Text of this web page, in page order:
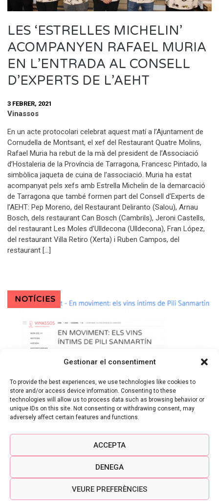
Gestionar el consentiment
To provide the best experiences, we use technologies like cookies to
store and/or access device information. Consenting to these
technologies will allow us to process data such as browsing behavior or
unique IDs on this site. Not consenting or withdrawing consent, may
adversely affect certain features and functions.
ACCEPTA
DENEGA
VEURE PREFERÈNCIES
LES ‘ESTRELLES MICHELIN’
ACOMPANYEN RAFAEL MURIA
EN L’ENTRADA AL CONSELL
D’EXPERTS DE L’AEHT
3 FEBRER, 2021
Vinassos
En un acte protocolari celebrat aquest matí a l’Ajuntament de
Cornudella de Montsant, el xef del Restaurant Quatre Molins,
Rafael Muria ha rebut de la mà del president de l’Associació
d’Hostaleria de la Província de Tarragona, Francesc Pintado, la
simbòlica jaqueta de cuina de l’associació. Muria ha estat
acompanyat pels xefs amb Estrella Michelin de la demarcació
de Tarragona que també formen part del Consell d’Experts de
l’AEHT: Pep Moreno, del Restaurant Deliranto (Salou), Arnau
Bosch, dels restaurant Can Bosch (Cambrils), Jeroni Castells,
del restaurant Les Moles d’Ulldecona (Ulldecona), Fran López,
del restaurant Villa Retiro (Xerta) i Ruben Campos, del
restaurant […]
NOTÍCIES
ESCOLLITS ELS FINALISTES DEL
CONCURS DIGITAL WINE
CONTEST QUE ORGANITZA LA
DO CATALUNYA